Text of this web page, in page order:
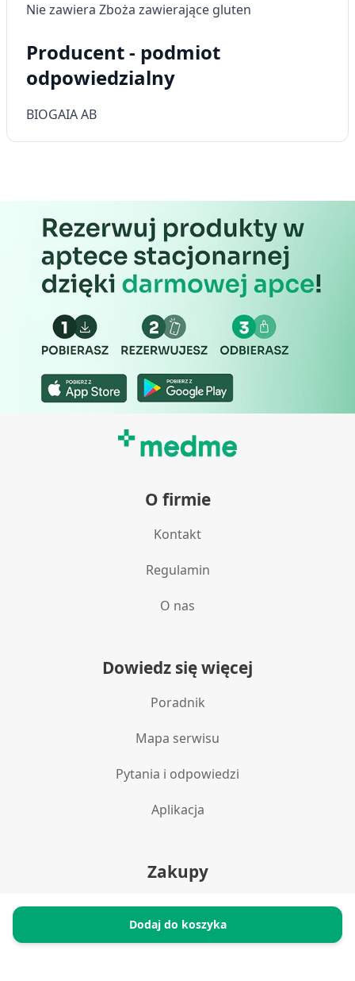
Dodaj do koszyka
Nie zawiera Zboża zawierające gluten
Producent - podmiot
odpowiedzialny
BIOGAIA AB
O firmie
Kontakt
Regulamin
O nas
Dowiedz się więcej
Poradnik
Mapa serwisu
Pytania i odpowiedzi
Aplikacja
Zakupy
Polityka prywatności
Reklamacje i zwroty